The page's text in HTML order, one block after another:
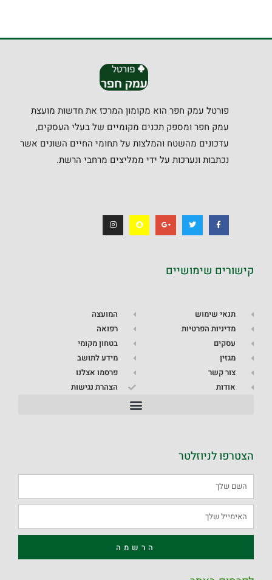
פורטל עמק חפר הוא מקומון המרכז את חדשות מועצת
עמק חפר ומספק תכנים מקומיים של בעלי העסקים,
עדכונים מהשטח והמלצות על תחומי החיים השונים אשר
נכתבות ונערכות על ידי ממליצים מרחבי הרשת.
קישורים שימושיים
תנאי שימוש
מדיניות הפרטיות
עסקים
מגזין
צור קשר
אודות
המועצה
רפואה
בטחון מקומי
מידע לתושב
פרסמו אצלנו
הצהרת נגישות
הצטרפו לניוזלטר
הרשמה